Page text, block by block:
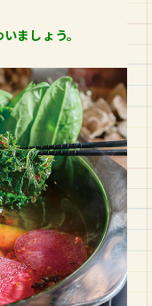
ましょう。